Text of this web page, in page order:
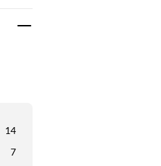
14
7